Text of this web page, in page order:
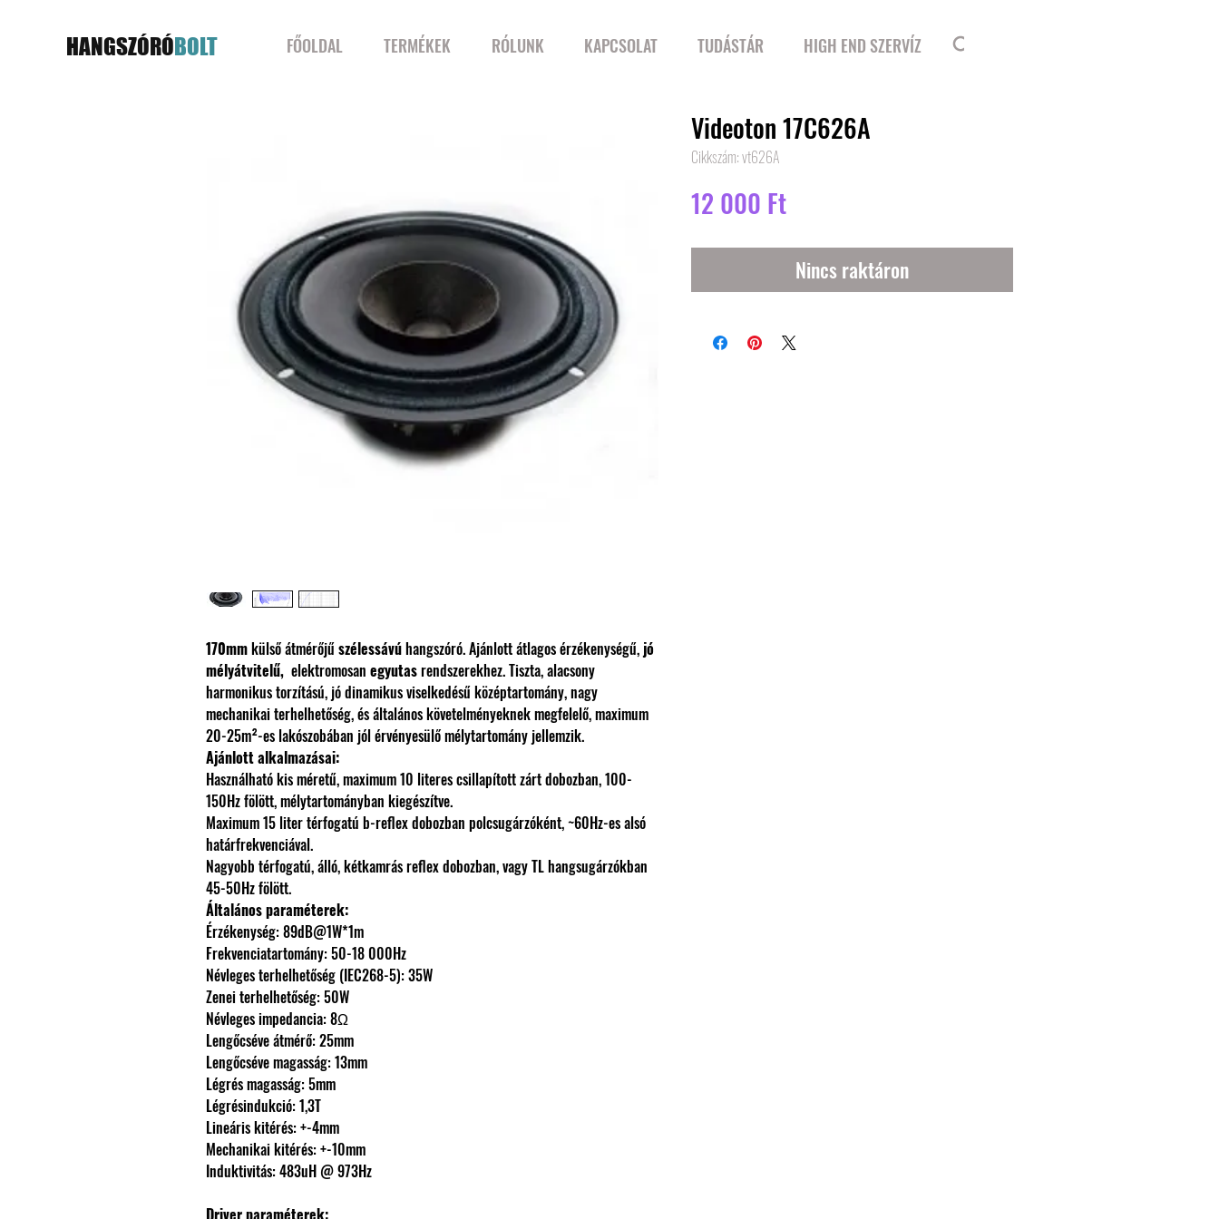
HANGSZÓRÓBOLT FŐOLDAL TERMÉKEK RÓLUNK KAPCSOLAT TUDÁSTÁR HIGH END SZERVÍZ
170mmkülső átmérőjűszélessávúhangszóró. Ajánlott átlagos érzékenységű, jó
mélyátvitelű, elektromosan egyutasrendszerekhez. Tiszta, alacsony
harmonikus torzítású, jó dinamikus viselkedésű középtartomány, nagy
mechanikai terhelhetőség, és általános követelményeknek megfelelő, maximum
20-25m²-es lakószobában jól érvényesülő mélytartomány jellemzik.
Ajánlott alkalmazásai:
Használható kis méretű, maximum 10 literes csillapított zárt dobozban, 100-
150Hz fölött, mélytartományban kiegészítve.
Maximum 15 liter térfogatú b-reflex dobozban polcsugárzóként, ~60Hz-es alsó
határfrekvenciával.
Nagyobb térfogatú, álló, kétkamrás reflex dobozban, vagy TL hangsugárzókban
45-50Hz fölött.
Általános paraméterek:
Érzékenység: 89dB@1W*1m
Frekvenciatartomány: 50-18 000Hz
Névleges terhelhetőség (IEC268-5): 35W
Zenei terhelhetőség: 50W
Névleges impedancia: 8Ω
Lengőcséve átmérő: 25mm
Lengőcséve magasság: 13mm
Légrés magasság: 5mm
Légrésindukció: 1,3T
Lineáris kitérés: +-4mm
Mechanikai kitérés: +-10mm
Induktivitás: 483uH @ 973Hz
Driver paraméterek:
Videoton 17C626A
Cikkszám: vt626A
12 000 FtÁr
Nincs raktáron